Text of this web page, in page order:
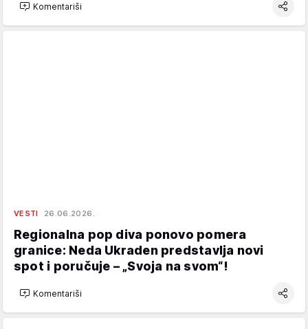
Komentariši
VESTI 26.06.2026.
Regionalna pop diva ponovo pomera
granice: Neda Ukraden predstavlja novi
spot i poručuje – „Svoja na svom“!
Komentariši